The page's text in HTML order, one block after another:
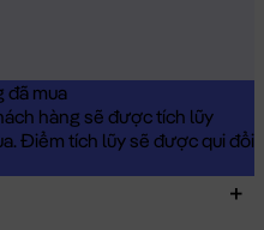
đã mua
hàng sẽ được tích lũy
Điểm tích lũy sẽ được qui đổi